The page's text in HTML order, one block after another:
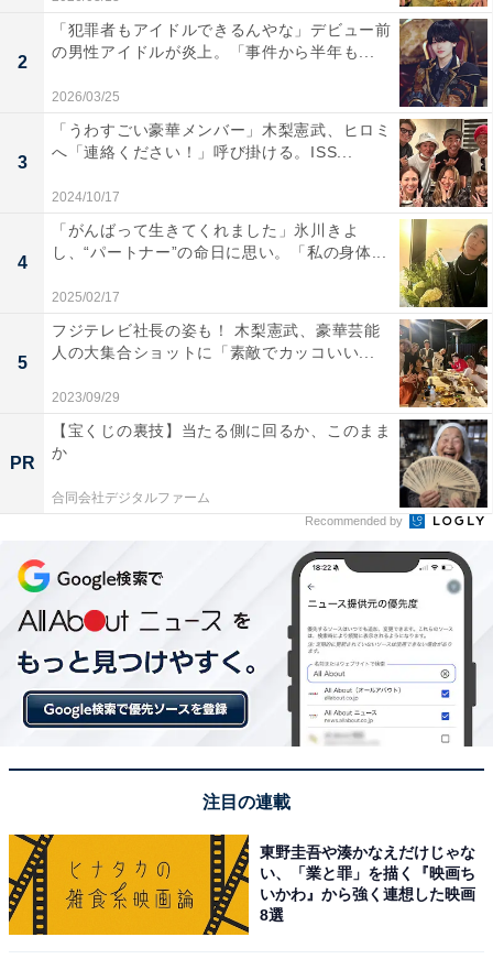
2
「犯罪者もアイドルできるんやな」デビュー前
の男性アイドルが炎上。「事件から半年も...
2026/03/25
3
「うわすごい豪華メンバー」木梨憲武、ヒロミ
へ「連絡ください！」呼び掛ける。ISS...
2024/10/17
4
「がんばって生きてくれました」氷川きよ
し、“パートナー”の命日に思い。「私の身体...
2025/02/17
5
フジテレビ社長の姿も！ 木梨憲武、豪華芸能
人の大集合ショットに「素敵でカッコいい...
2023/09/29
PR
【宝くじの裏技】当たる側に回るか、このまま
か
合同会社デジタルファーム
Recommended by
注目の連載
東野圭吾や湊かなえだけじゃな
い、「業と罪」を描く『映画ち
いかわ』から強く連想した映画
8選